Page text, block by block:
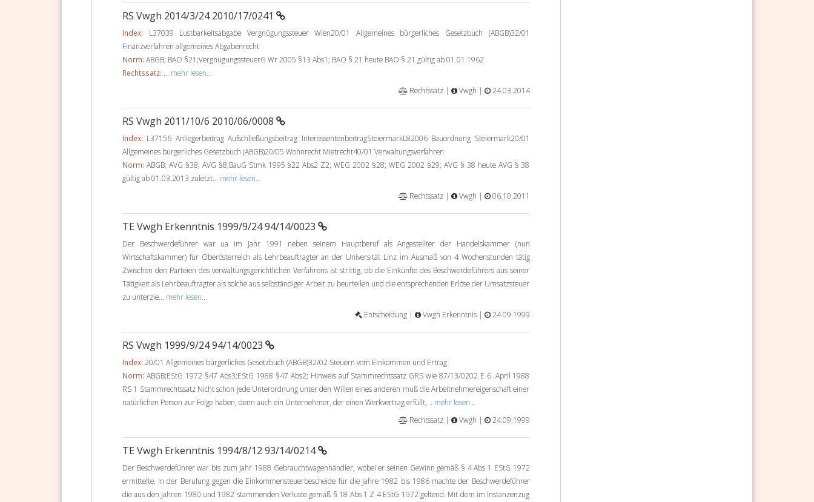
RS Vwgh 2014/3/24 2010/17/0241
Index: L37039 Lustbarkeitsabgabe Vergnügungssteuer Wien20/01 Allgemeines bürgerliches Gesetzbuch (ABGB)32/01
Finanzverfahren allgemeines Abgabenrecht
Norm: ABGB; BAO §21;VergnügungssteuerG Wr 2005 §13 Abs1; BAO § 21 heute BAO § 21 gültig ab 01.01.1962
Rechtssatz:
mehr lesen...
Rechtssatz |
Vwgh | 24.03.2014
RS Vwgh 2011/10/6 2010/06/0008
Index: L37156 Anliegerbeitrag Aufschließungsbeitrag InteressentenbeitragSteiermarkL82006 Bauordnung Steiermark20/01
Allgemeines bürgerliches Gesetzbuch (ABGB)20/05 Wohnrecht Mietrecht40/01 Verwaltungsverfahren
Norm: ABGB; AVG §38; AVG §8;BauG Stmk 1995 §22 Abs2 Z2; WEG 2002 §28; WEG 2002 §29; AVG § 38 heute AVG § 38
gültig ab 01.03.2013 zuletzt... mehr lesen...
Rechtssatz |
Vwgh | 06.10.2011
TE Vwgh Erkenntnis 1999/9/24 94/14/0023
Der Beschwerdeführer war ua im Jahr 1991 neben seinem Hauptberuf als Angestellter der Handelskammer (nun
Wirtschaftskammer) für Oberösterreich als Lehrbeauftragter an der Universität Linz im Ausmaß von 4 Wochenstunden tätig
Zwischen den Parteien des verwaltungsgerichtlichen Verfahrens ist strittig, ob die Einkünfte des Beschwerdeführers aus seiner
Tätigkeit als Lehrbeauftragter als solche aus selbständiger Arbeit zu beurteilen und die entsprechenden Erlöse der Umsatzsteuer
zu unterzie... mehr lesen...
Entscheidung |
Vwgh Erkenntnis | 24.09.1999
RS Vwgh 1999/9/24 94/14/0023
Index: 20/01 Allgemeines bürgerliches Gesetzbuch (ABGB)32/02 Steuern vom Einkommen und Ertrag
Norm: ABGB;EStG 1972 §47 Abs3;EStG 1988 §47 Abs2; Hinweis auf Stammrechtssatz GRS wie 87/13/0202 E 6. April 1988
RS 1 Stammrechtssatz Nicht schon jede Unterordnung unter den Willen eines anderen muß die Arbeitnehmereigenschaft einer
natürlichen Person zur Folge haben, denn auch ein Unternehmer, der einen Werkvertrag erfüllt,... mehr lesen...
Rechtssatz |
Vwgh | 24.09.1999
TE Vwgh Erkenntnis 1994/8/12 93/14/0214
Der Beschwerdeführer war bis zum Jahr 1988 Gebrauchtwagenhändler, wobei er seinen Gewinn gemäß § 4 Abs 1 EStG 1972
ermittelte. In der Berufung gegen die Einkommensteuerbescheide für die Jahre 1982 bis 1986 machte der Beschwerdeführer
die aus den Jahren 1980 und 1982 stammenden Verluste gemäß § 18 Abs 1 Z 4 EStG 1972 geltend. Mit dem im Instanzenzug